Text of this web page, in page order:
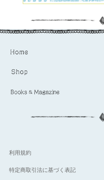
利用規約
特定商取引法に基づく表記